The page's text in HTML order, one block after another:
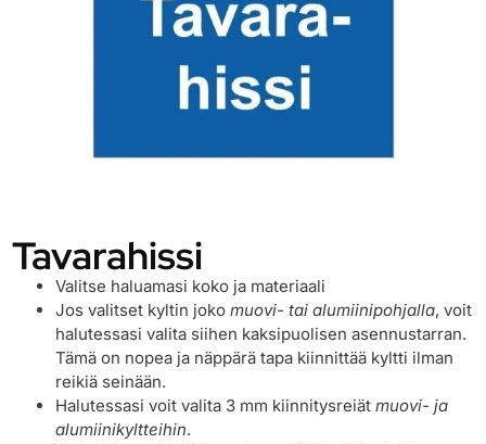
Tavarahissi
Valitse haluamasi koko ja materiaali
Jos valitset kyltin jokomuovi- tai alumiinipohjalla, voit
halutessasi valita siihen kaksipuolisen asennustarran.
Tämä on nopea ja näppärä tapa kiinnittää kyltti ilman
reikiä seinään.
Halutessasi voit valita 3 mm kiinnitysreiätmuovi- ja
alumiinikyltteihin.